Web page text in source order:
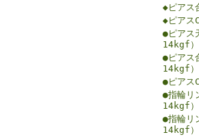
◆ピアス
◆ピアス
●ピアス
14kgf）
●ピアス
14kgf）
●ピアス
●指輪リ
14kgf）
●指輪リ
14kgf）